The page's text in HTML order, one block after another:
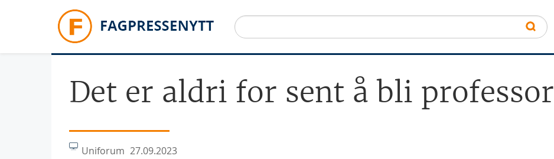
Det er aldri for sent å bli professor
Uniforum 27.09.2023